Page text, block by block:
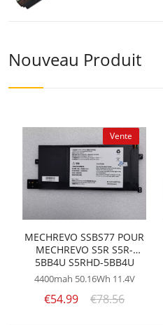
Nouveau Produit
Vente
MECHREVO SSBS77 POUR
MECHREVO S5R S5R-
5BB4U S5RHD-5BB4U
4400mah 50.16Wh 11.4V
€54.99 €78.56